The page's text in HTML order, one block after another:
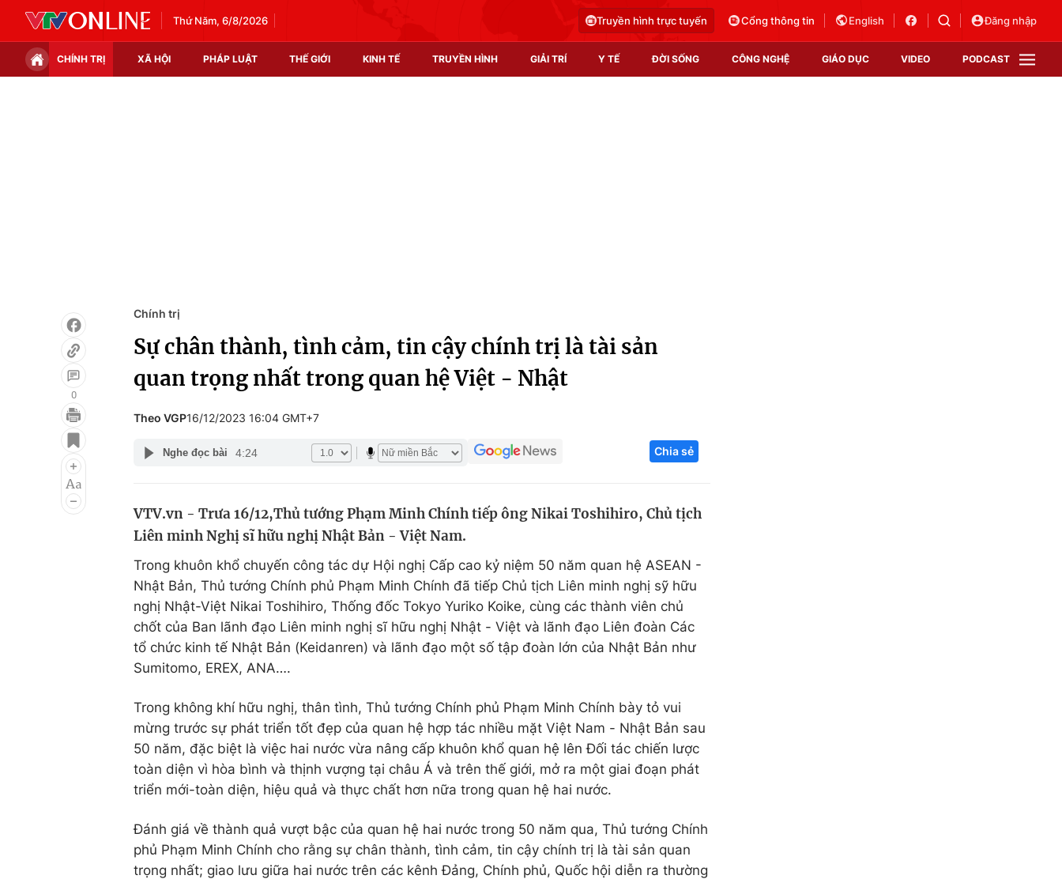
Thứ Năm, 6/8/2026 Truyền hình trực tuyến Cổng thông tin English Đăng nhập
CHÍNH TRỊ XÃ HỘI PHÁP LUẬT THẾ GIỚI KINH TẾ TRUYỀN HÌNH GIẢI TRÍ Y TẾ ĐỜI SỐNG CÔNG NGHỆ GIÁO DỤC VIDEO PODCAST
Infographic
Điện ảnh
Âm nhạc
Du lịch
Chất lượng cuộc sống
Tuyển sinh
Hitech Công nghệ tương lai
Thị trường
0
Chính trị
Sự chân thành, tình cảm, tin cậy chính trị là tài sản
quan trọng nhất trong quan hệ Việt - Nhật
Theo VGP16/12/2023 16:04 GMT+7
Nghe đọc bài 4:24 Chia sẻ
VTV.vn - Trưa 16/12,Thủ tướng Phạm Minh Chính tiếp ông Nikai Toshihiro, Chủ tịch
Liên minh Nghị sĩ hữu nghị Nhật Bản - Việt Nam.
Trong khuôn khổ chuyến công tác dự Hội nghị Cấp cao kỷ niệm 50 năm quan hệ ASEAN -
Nhật Bản, Thủ tướng Chính phủ Phạm Minh Chính đã tiếp Chủ tịch Liên minh nghị sỹ hữu
nghị Nhật-Việt Nikai Toshihiro, Thống đốc Tokyo Yuriko Koike, cùng các thành viên chủ
chốt của Ban lãnh đạo Liên minh nghị sĩ hữu nghị Nhật - Việt và lãnh đạo Liên đoàn Các
tổ chức kinh tế Nhật Bản (Keidanren) và lãnh đạo một số tập đoàn lớn của Nhật Bản như
Sumitomo, EREX, ANA….
Trong không khí hữu nghị, thân tình, Thủ tướng Chính phủ Phạm Minh Chính bày tỏ vui
mừng trước sự phát triển tốt đẹp của quan hệ hợp tác nhiều mặt Việt Nam - Nhật Bản sau
50 năm, đặc biệt là việc hai nước vừa nâng cấp khuôn khổ quan hệ lên Đối tác chiến lược
toàn diện vì hòa bình và thịnh vượng tại châu Á và trên thế giới, mở ra một giai đoạn phát
triển mới-toàn diện, hiệu quả và thực chất hơn nữa trong quan hệ hai nước.
Đánh giá về thành quả vượt bậc của quan hệ hai nước trong 50 năm qua, Thủ tướng Chính
phủ Phạm Minh Chính cho rằng sự chân thành, tình cảm, tin cậy chính trị là tài sản quan
trọng nhất; giao lưu giữa hai nước trên các kênh Đảng, Chính phủ, Quốc hội diễn ra thường